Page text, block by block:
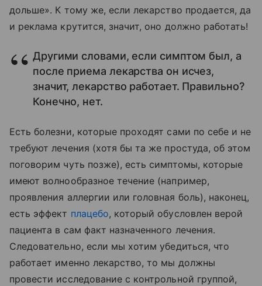
дольше». К тому же, если лекарство продается, да
и реклама крутится, значит, оно должно работать!
Другими словами, если симптом был, а
после приема лекарства он исчез,
значит, лекарство работает. Правильно?
Конечно, нет.
Есть болезни, которые проходят сами по себе и не
требуют лечения (хотя бы та же простуда, об этом
поговорим чуть позже), есть симптомы, которые
имеют волнообразное течение (например,
проявления аллергии или головная боль), наконец,
есть эффект плацебо, который обусловлен верой
пациента в сам факт назначенного лечения.
Следовательно, если мы хотим убедиться, что
работает именно лекарство, то мы должны
провести исследование с контрольной группой,